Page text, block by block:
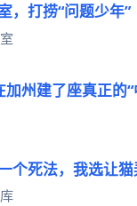
，打捞“问题少年”
州建了座真正的
个死法，我选让